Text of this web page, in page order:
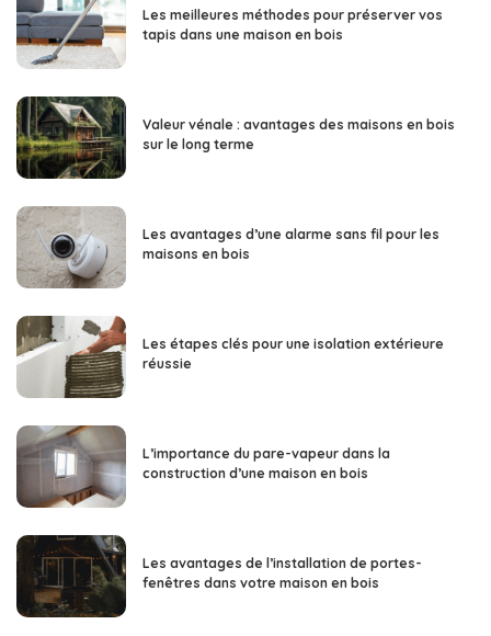
Les meilleures méthodes pour préserver vos
tapis dans une maison en bois
Valeur vénale : avantages des maisons en bois
sur le long terme
Les avantages d’une alarme sans fil pour les
maisons en bois
Les étapes clés pour une isolation extérieure
réussie
L’importance du pare-vapeur dans la
construction d’une maison en bois
Les avantages de l’installation de portes-
fenêtres dans votre maison en bois